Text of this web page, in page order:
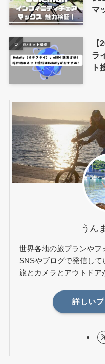
マ
ラ
ト
うん
世界各地の旅プランやフ
SNSやブログで発信して
旅とカメラとアウトドア
詳しい